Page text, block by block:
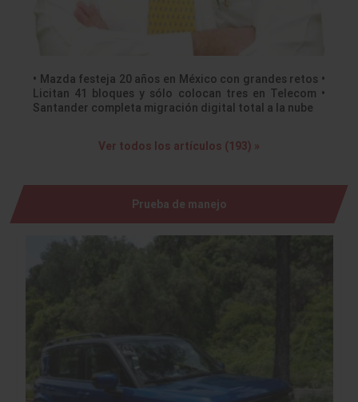
• Mazda festeja 20 años en México con grandes retos •
Licitan 41 bloques y sólo colocan tres en Telecom •
Santander completa migración digital total a la nube
Ver todos los artículos (193) »
Prueba de manejo